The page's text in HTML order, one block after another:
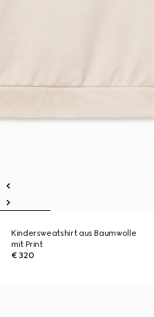
Kindersweatshirt aus Baumwolle
mit Print
€ 320